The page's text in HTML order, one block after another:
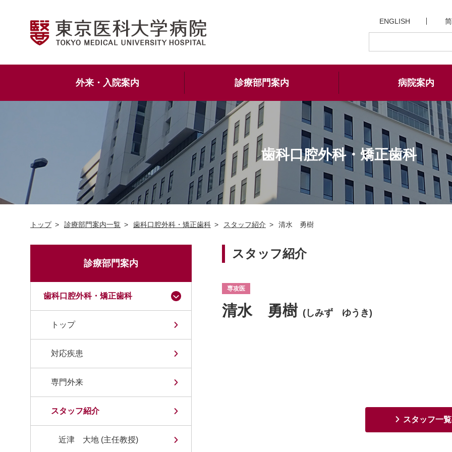
ENGLISH
外来・入院案内 診療部門案内 病院案内
歯科口腔外科・矯正歯科
トップ 診療部門案内一覧 歯科口腔外科・矯正歯科 スタッフ紹介 清水 勇樹
スタッフ紹介
専攻医
清水 勇樹 (しみず ゆうき)
スタッフ一
診療部門案内
歯科口腔外科・矯正歯科
トップ
対応疾患
専門外来
スタッフ紹介
近津 大地 (主任教授)